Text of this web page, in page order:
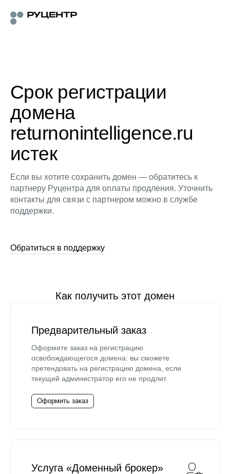
Срок регистрации
домена
returnonintelligence.ru
истек
Если вы хотите сохранить домен — обратитесь к
партнеру Руцентра для оплаты продления. Уточнить
контакты для связи с партнером можно в службе
поддержки.
Обратиться в поддержку
Как получить этот домен
Предварительный заказ
Оформите заказ на регистрацию
освобождающегося домена: вы сможете
претендовать на регистрацию домена, если
текущий администратор его не продлит.
Оформить заказ
Услуга «Доменный брокер»